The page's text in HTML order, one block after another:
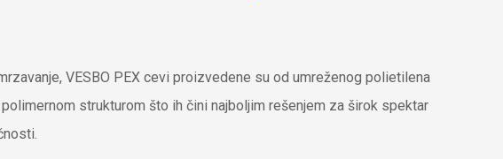
VESBO PEX cevi proizvedene su od umreženog polietilena
strukturom što ih čini najboljim rešenjem za širok spektar